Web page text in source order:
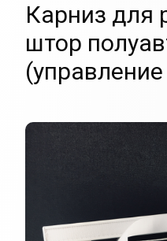
Карниз для
штор
Внешний вид